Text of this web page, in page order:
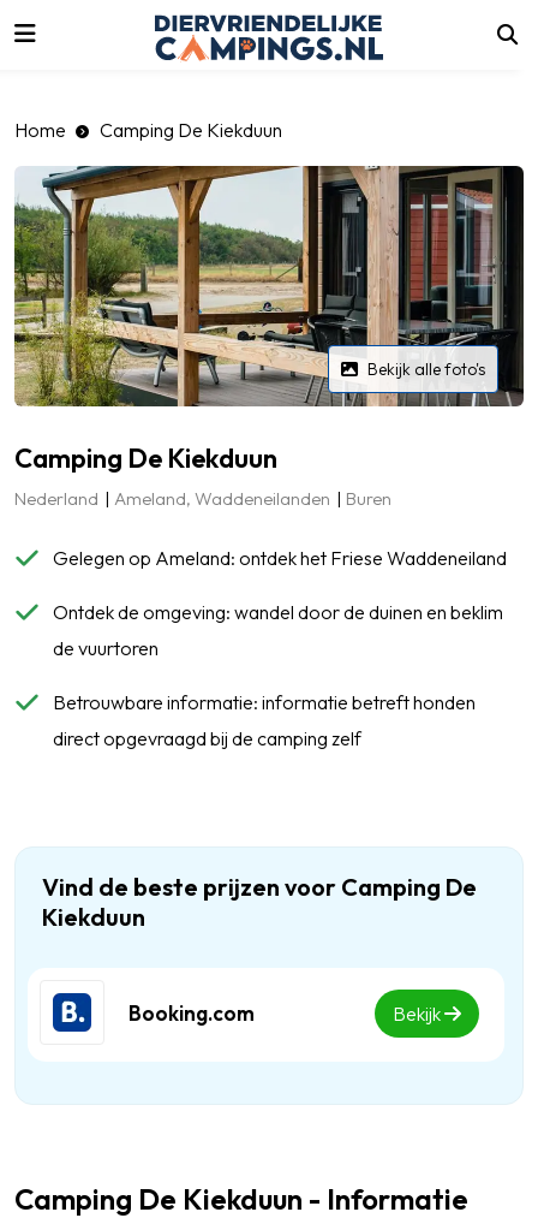
Home Camping De Kiekduun
Bekijk alle foto's
Camping De Kiekduun
Nederland Ameland, Waddeneilanden Buren
Gelegen op Ameland: ontdek het Friese Waddeneiland
Ontdek de omgeving: wandel door de duinen en beklim
de vuurtoren
Betrouwbare informatie: informatie betreft honden
direct opgevraagd bij de camping zelf
Vind de beste prijzen voor Camping De
Kiekduun
Booking.com Bekijk
Camping De Kiekduun - Informatie